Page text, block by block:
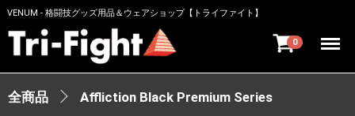
VENUM - 格闘技グッズ用品＆ウェアショップ【トライファイト】
0 Menu
全商品 Affliction Black Premium Series